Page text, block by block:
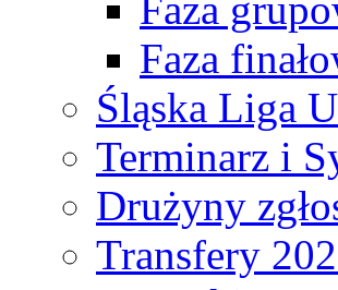
Faza
Śląska Liga
Terminarz i
Drużyny
Transfery